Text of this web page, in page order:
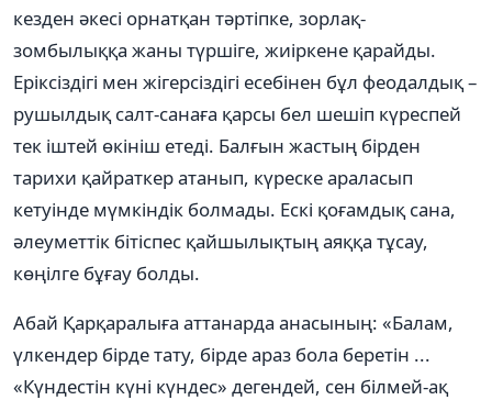
кезден әкесі орнатқан тәртіпке, зорлақ-
зомбылыққа жаны түршіге, жиіркене қарайды.
Еріксіздігі мен жігерсіздігі есебінен бұл феодалдық –
рушылдық салт-санаға қарсы бел шешіп күреспей
тек іштей өкініш етеді. Балғын жастың бірден
тарихи қайраткер атанып, күреске араласып
кетуінде мүмкіндік болмады. Ескі қоғамдық сана,
әлеуметтік бітіспес қайшылықтың аяққа тұсау,
көңілге бұғау болды.
Абай Қарқаралыға аттанарда анасының: «Балам,
үлкендер бірде тату, бірде араз бола беретін ...
«Күндестін күні күндес» дегендей, сен білмей-ақ